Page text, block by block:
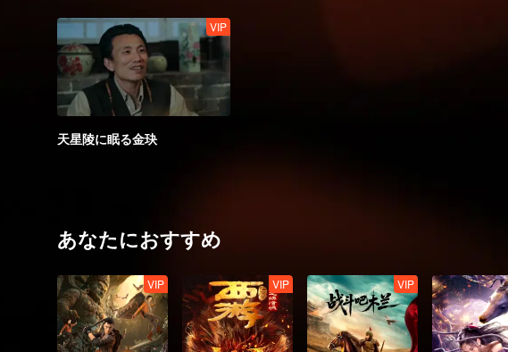
VIP
天星陵に眠る金玦
あなたにおすすめ
VIP VIP VIP